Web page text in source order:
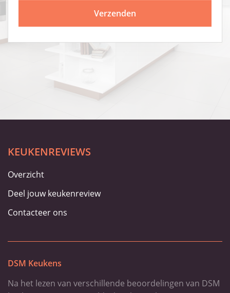
KEUKENREVIEWS
Overzicht
Deel jouw keukenreview
Contacteer ons
DSM Keukens
Na het lezen van verschillende beoordelingen van DSM